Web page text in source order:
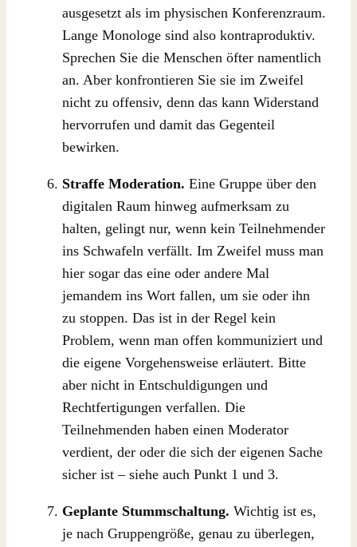
ausgesetzt als im physischen Konferenzraum.
Lange Monologe sind also kontraproduktiv.
Sprechen Sie die Menschen öfter namentlich
an. Aber konfrontieren Sie sie im Zweifel
nicht zu offensiv, denn das kann Widerstand
hervorrufen und damit das Gegenteil
bewirken.
Straffe Moderation. Eine Gruppe über den
digitalen Raum hinweg aufmerksam zu
halten, gelingt nur, wenn kein Teilnehmender
ins Schwafeln verfällt. Im Zweifel muss man
hier sogar das eine oder andere Mal
jemandem ins Wort fallen, um sie oder ihn
zu stoppen. Das ist in der Regel kein
Problem, wenn man offen kommuniziert und
die eigene Vorgehensweise erläutert. Bitte
aber nicht in Entschuldigungen und
Rechtfertigungen verfallen. Die
Teilnehmenden haben einen Moderator
verdient, der oder die sich der eigenen Sache
sicher ist – siehe auch Punkt 1 und 3.
Geplante Stummschaltung. Wichtig ist es,
je nach Gruppengröße, genau zu überlegen,